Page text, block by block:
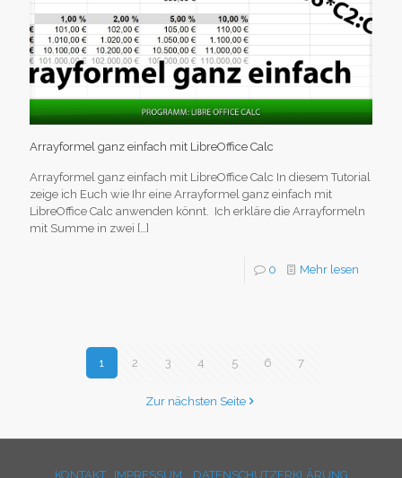
Arrayformel ganz einfach mit LibreOffice Calc
Arrayformel ganz einfach mit LibreOffice Calc In diesem Tutorial
zeige ich Euch wie Ihr eine Arrayformel ganz einfach mit
LibreOffice Calc anwenden könnt. Ich erkläre die Arrayformeln
mit Summe in zwei […]
0 Mehr lesen
1 2 3 4 5 6 7
Zur nächsten Seite
KONTAKT IMPRESSUM DATENSCHUTZERKLÄRUNG